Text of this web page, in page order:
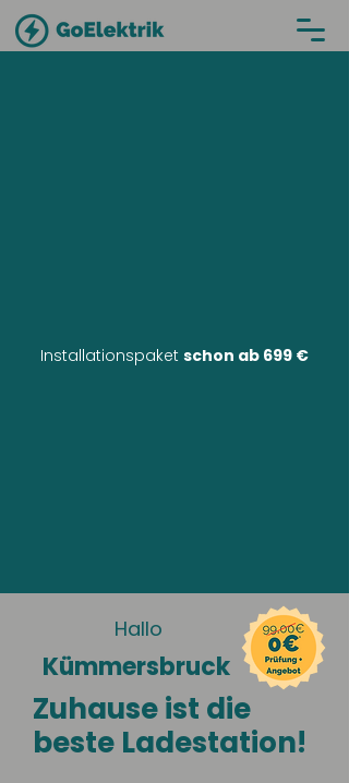
Installationspaket schon ab 699 €
Hallo
Kümmersbruck
Zuhause ist die
beste Ladestation!